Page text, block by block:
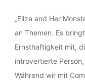
„Eliza and Her
an Themen. Es
Ernsthaftigkeit mit,
introvertierte
Während wir mit